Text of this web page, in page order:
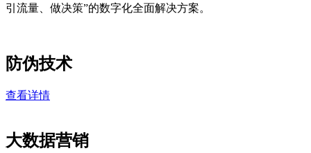
引流量、做决策”的数字化全面解决方案。
防伪技术
查看详情
大数据营销